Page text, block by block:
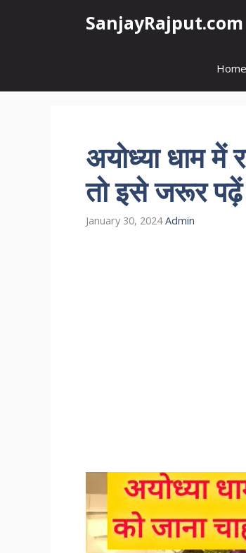
SanjayRajput.com
Home
अयोध्या धाम में
तो इसे जरूर पढ़ें
January 30, 2024 Admin